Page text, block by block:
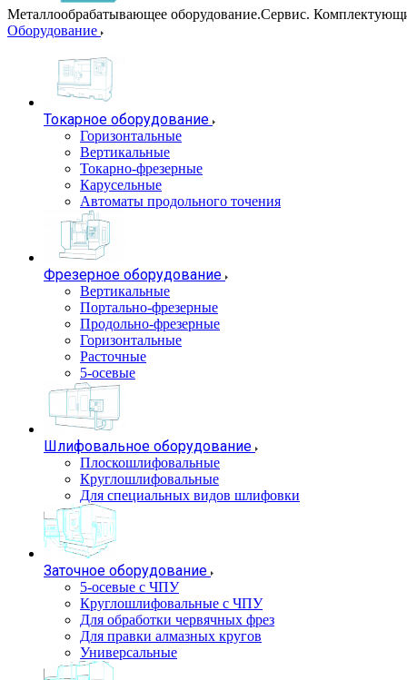
Металлообрабатывающее оборудование.Сервис.
Оборудование
Токарное оборудование
Горизонтальные
Вертикальные
Токарно-фрезерные
Карусельные
Автоматы продольного точения
Фрезерное оборудование
Вертикальные
Портально-фрезерные
Продольно-фрезерные
Горизонтальные
Расточные
5-осевые
Шлифовальное оборудование
Плоскошлифовальные
Круглошлифовальные
Для специальных видов шлифовки
Заточное оборудование
5-осевые с ЧПУ
Круглошлифовальные с ЧПУ
Для обработки червячных фрез
Для правки алмазных кругов
Универсальные